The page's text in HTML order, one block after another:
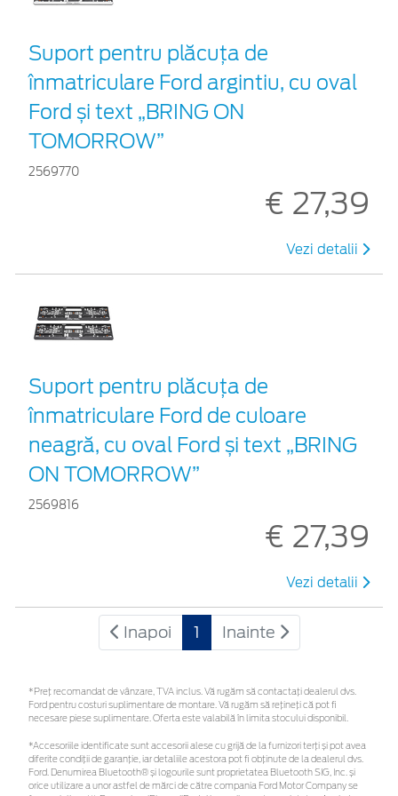
Suport pentru plăcuța de
înmatriculare Ford argintiu, cu oval
Ford și text „BRING ON
TOMORROW”
2569770
€ 27,39
Vezi detalii
Suport pentru plăcuța de
înmatriculare Ford de culoare
neagră, cu oval Ford și text „BRING
ON TOMORROW”
2569816
€ 27,39
Vezi detalii
Inapoi 1 Inainte
*Preţ recomandat de vânzare, TVA inclus. Vă rugăm să contactaţi dealerul dvs.
Ford pentru costuri suplimentare de montare. Vă rugăm să rețineți că pot fi
necesare piese suplimentare. Oferta este valabilă în limita stocului disponibil.
*Accesoriile identificate sunt accesorii alese cu grijă de la furnizori terți și pot avea
diferite condiții de garanție, iar detaliile acestora pot fi obținute de la dealerul dvs.
Ford. Denumirea Bluetooth® și logourile sunt proprietatea Bluetooth SIG, Inc. și
orice utilizare a unor astfel de mărci de către compania Ford Motor Company se